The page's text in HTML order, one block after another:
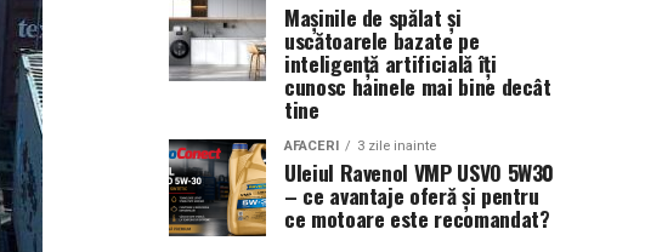
Mașinile de spălat și
uscătoarele bazate pe
inteligență artificială îți
cunosc hainele mai bine decât
tine
AFACERI 3 zile inainte
Uleiul Ravenol VMP USVO 5W30
– ce avantaje oferă și pentru
ce motoare este recomandat?